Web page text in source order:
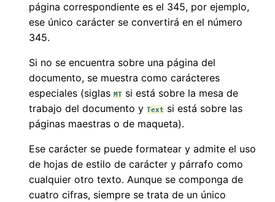
página correspondiente es el 345, por ejemplo,
ese único carácter se convertirá en el número
345.
Si no se encuentra sobre una página del
documento, se muestra como carácteres
especiales (siglas MT si está sobre la mesa de
trabajo del documento y Text si está sobre las
páginas maestras o de maqueta).
Ese carácter se puede formatear y admite el uso
de hojas de estilo de carácter y párrafo como
cualquier otro texto. Aunque se componga de
cuatro cifras, siempre se trata de un único